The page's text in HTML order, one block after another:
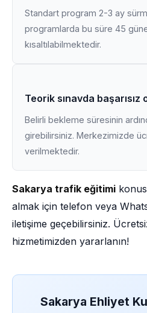
Standart program 2-3 ay
programlarda bu süre 45
kısaltılabilmektedir.
Teorik sınavda
Belirli bekleme süresinin
girebilirsiniz. Merkezimizde
verilmektedir.
Sakarya trafik eğitimi
almak için telefon veya
iletişime geçebilirsiniz.
hizmetimizden yararlanın!
Sakarya Ehliyet